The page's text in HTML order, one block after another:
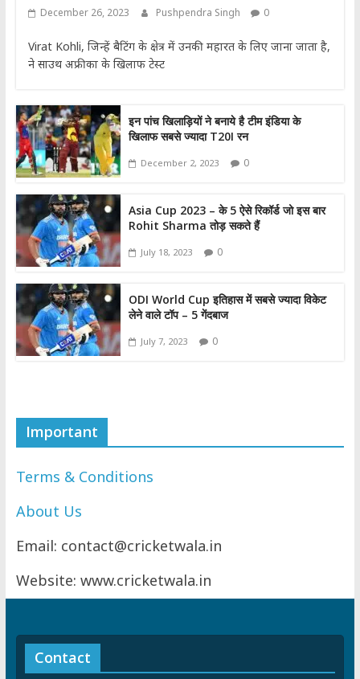
December 26, 2023 Pushpendra Singh 0
Virat Kohli, जिन्हें बैटिंग के क्षेत्र में उनकी महारत के लिए जाना जाता है,
ने साउथ अफ्रीका के खिलाफ टेस्ट
इन पांच खिलाड़ियों ने बनाये है टीम इंडिया के
खिलाफ सबसे ज्यादा T20I रन
December 2, 2023 0
Asia Cup 2023 – के 5 ऐसे रिकॉर्ड जो इस बार
Rohit Sharma तोड़ सकते हैं
July 18, 2023 0
ODI World Cup इतिहास में सबसे ज्यादा विकेट
लेने वाले टॉप – 5 गेंदबाज
July 7, 2023 0
Important
Terms & Conditions
About Us
Email: contact@cricketwala.in
Website: www.cricketwala.in
Contact